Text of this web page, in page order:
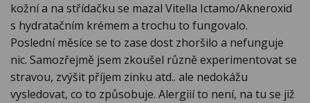
kožní a na střídačku se mazal Vitella Ictamo/Akneroxid
s hydratačním krémem a trochu to fungovalo.
Poslední měsíce se to zase dost zhoršilo a nefunguje
nic. Samozřejmě jsem zkoušel různě experimentovat se
stravou, zvýšit příjem zinku atd.. ale nedokážu
vysledovat, co to způsobuje. Alergiií to není, na tu se již